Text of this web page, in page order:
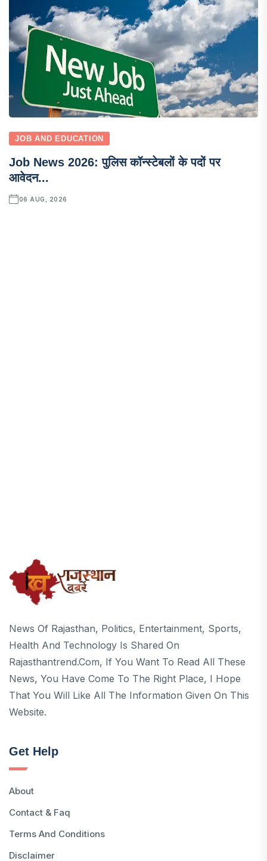
JOB AND EDUCATION
Job News 2026: पुलिस कॉन्स्टेबलों के पदों पर
आवेदन...
06 AUG, 2026
News Of Rajasthan, Politics, Entertainment, Sports,
Health And Technology Is Shared On
Rajasthantrend.com, If You Want To Read All These
News, You Have Come To The Right Place, I Hope
That You Will Like All The Information Given On This
Website.
Get Help
About
Contact & Faq
Terms And Conditions
Disclaimer